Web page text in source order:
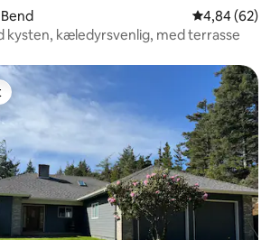
4,84 ud af 5 i
4,84 (62)
kysten, kæledyrsvenlig, med terrasse